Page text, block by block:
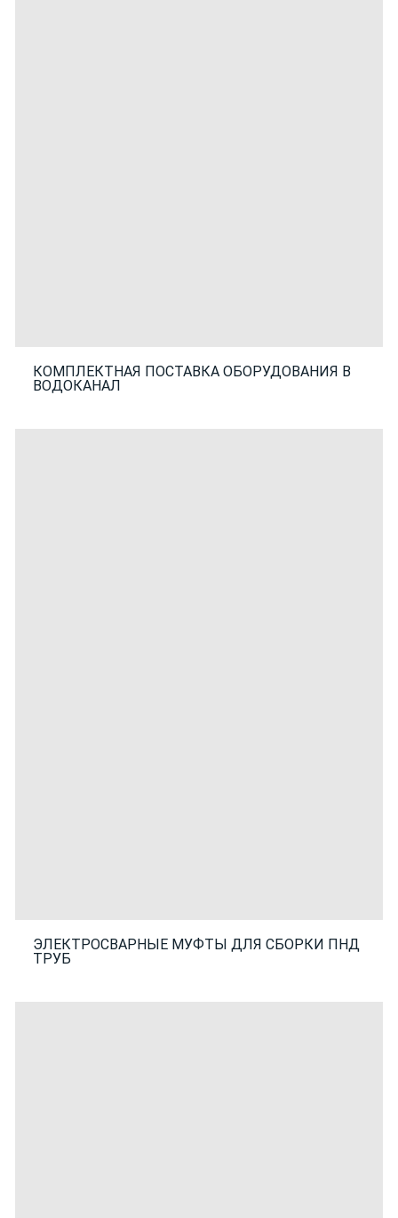
КОМПЛЕКТНАЯ ПОСТАВКА ОБОРУДОВАНИЯ В
ВОДОКАНАЛ
ЭЛЕКТРОСВАРНЫЕ МУФТЫ ДЛЯ СБОРКИ ПНД
ТРУБ